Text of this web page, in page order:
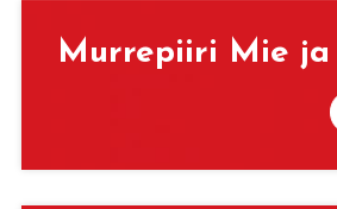
Mur­re­pii­ri Mie ja